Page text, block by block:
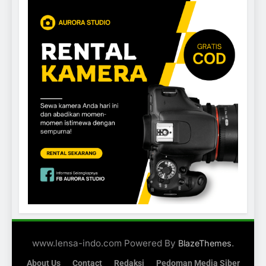
www.lensa-indo.com Powered By BlazeThemes.
About Us Contact Redaksi Pedoman Media Siber